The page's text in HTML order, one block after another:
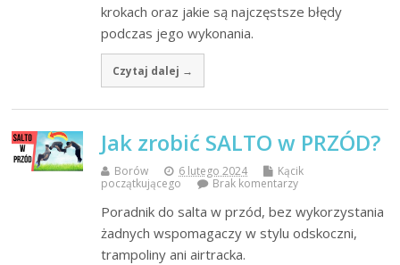
krokach oraz jakie są najczęstsze błędy
podczas jego wykonania.
Czytaj dalej →
Jak zrobić SALTO w PRZÓD?
Borów 6 lutego 2024
Kącik
początkującego
Brak komentarzy
Poradnik do salta w przód, bez wykorzystania
żadnych wspomagaczy w stylu odskoczni,
trampoliny ani airtracka.